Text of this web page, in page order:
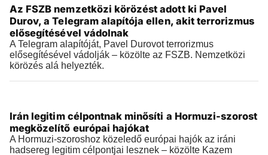
2026.07.29 |12:37
Az FSZB nemzetközi körözést adott ki Pavel
Durov, a Telegram alapítója ellen, akit terrorizmus
elősegítésével vádolnak
A Telegram alapítóját, Pavel Durovot terrorizmus
elősegítésével vádolják – közölte az FSZB. Nemzetközi
körözés alá helyezték.
2026.07.29 |09:35
Irán legitim célpontnak minősíti a Hormuzi-szorost
megközelítő európai hajókat
A Hormuzi-szoroshoz közeledő európai hajók az iráni
hadsereg legitim célpontjai lesznek – közölte Kazem